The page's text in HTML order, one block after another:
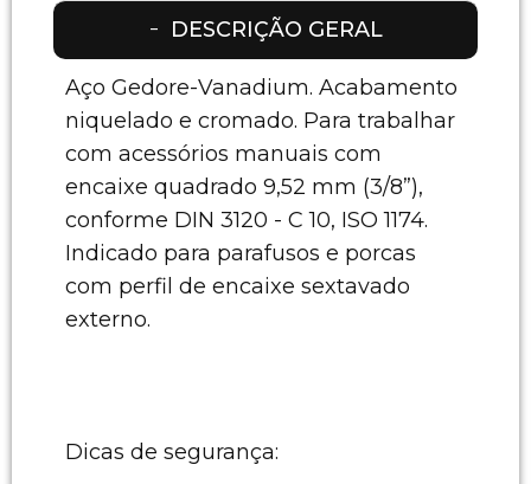
DESCRIÇÃO GERAL
Aço Gedore-Vanadium. Acabamento
niquelado e cromado. Para trabalhar
com acessórios manuais com
encaixe quadrado 9,52 mm (3/8”),
conforme DIN 3120 - C 10, ISO 1174.
Indicado para parafusos e porcas
com perfil de encaixe sextavado
externo.
Dicas de segurança: